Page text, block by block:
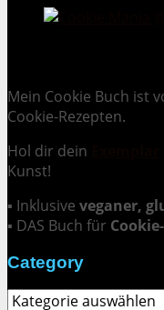
Mein Cookie Buch ist
Cookie-Rezepten.
Hol dir dein
Kunst!
▪ Inklusive veganer,
▪ DAS Buch für
Category
Category